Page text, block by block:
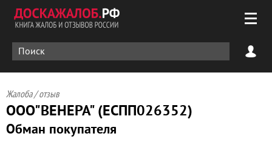
Жалоба / отзыв
ООО"ВЕНЕРА" (ЕСПП026352)
Обман покупателя